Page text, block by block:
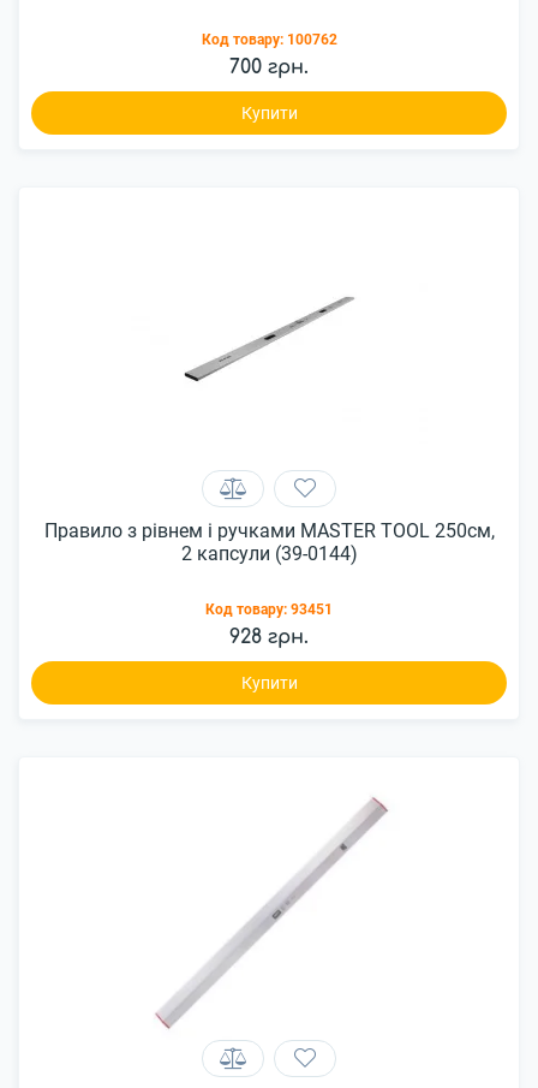
Код товару: 100762
700 грн.
Купити
Правило з рівнем і ручками MASTER TOOL 250см,
2 капсули (39-0144)
Код товару: 93451
928 грн.
Купити